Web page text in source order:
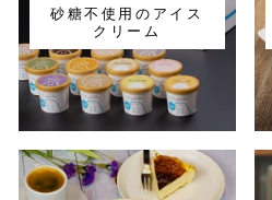
砂糖不使用のアイス
クリーム